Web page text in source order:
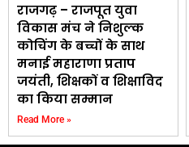
राजगढ़ – राजपूत युवा
विकास मंच ने निशुल्क
कोचिंग के बच्चों के साथ
मनाई महाराणा प्रताप
जयंती, शिक्षकों व शिक्षाविद
का किया सम्मान
Read More »